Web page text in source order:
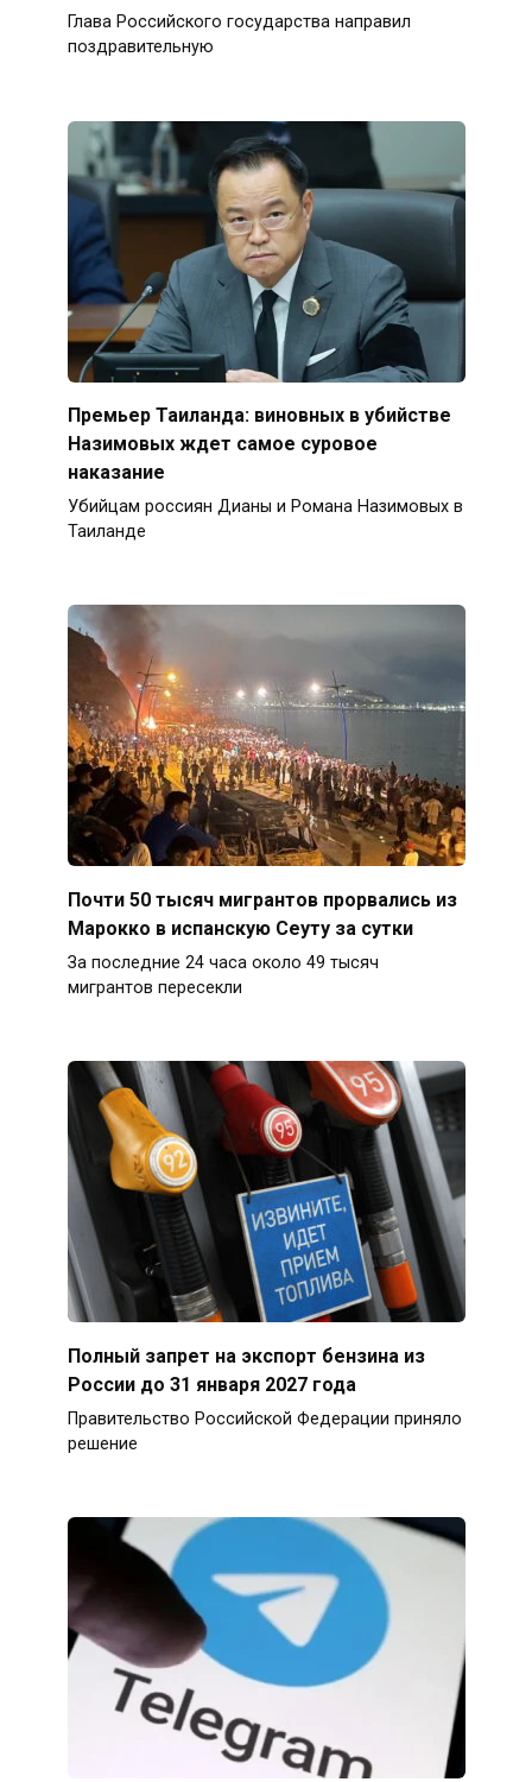
Глава Российского государства направил
поздравительную
Премьер Таиланда: виновных в убийстве
Назимовых ждет самое суровое
наказание
Убийцам россиян Дианы и Романа Назимовых в
Таиланде
Почти 50 тысяч мигрантов прорвались из
Марокко в испанскую Сеуту за сутки
За последние 24 часа около 49 тысяч
мигрантов пересекли
Полный запрет на экспорт бензина из
России до 31 января 2027 года
Правительство Российской Федерации приняло
решение